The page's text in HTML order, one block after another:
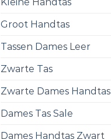
Groot Handtas
Tassen Dames Leer
Zwarte Tas
Zwarte Dames Handtas
Dames Tas Sale
Dames Handtas Zwart